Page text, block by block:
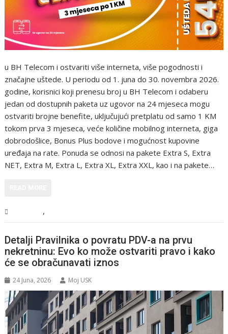
u BH Telecom i ostvariti više interneta, više pogodnosti i
značajne uštede. U periodu od 1. juna do 30. novembra 2026.
godine, korisnici koji prenesu broj u BH Telecom i odaberu
jedan od dostupnih paketa uz ugovor na 24 mjeseca mogu
ostvariti brojne benefite, uključujući pretplatu od samo 1 KM
tokom prva 3 mjeseca, veće količine mobilnog interneta, giga
dobrodošlice, Bonus Plus bodove i mogućnost kupovine
uređaja na rate. Ponuda se odnosi na pakete Extra S, Extra
NET, Extra M, Extra L, Extra XL, Extra XXL, kao i na pakete…
,
Detalji Pravilnika o povratu PDV-a na prvu
nekretninu: Evo ko može ostvariti pravo i kako
će se obračunavati iznos
24 Juna, 2026 Moj USK